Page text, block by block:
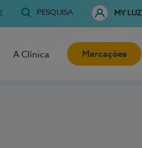
PESQUISA MY LUZ
A Clínica Marcações